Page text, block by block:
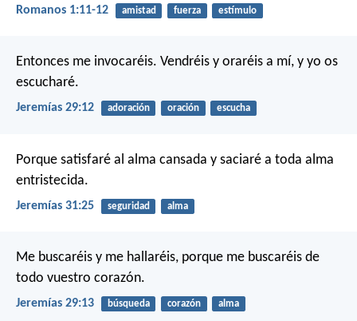
Romanos 1:11-12 amistad fuerza estímulo
Entonces me invocaréis. Vendréis y oraréis a mí, y yo os
escucharé.
Jeremías 29:12 adoración oración escucha
Porque satisfaré al alma cansada y saciaré a toda alma
entristecida.
Jeremías 31:25 seguridad alma
Me buscaréis y me hallaréis, porque me buscaréis de
todo vuestro corazón.
Jeremías 29:13 búsqueda corazón alma